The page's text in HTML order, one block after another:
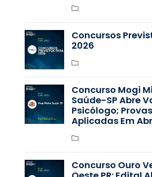
Concursos
2026
Concurso Mogi
Saúde-SP Abre
Psicólogo;
Aplicadas Em
Concurso Ouro